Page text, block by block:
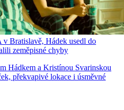
Bratislavě, Hádek usedl do
zeměpisné chyby
Hádkem a Kristínou Svarinskou
překvapivé lokace i úsměvné